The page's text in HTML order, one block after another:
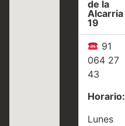
de la
Alcarria
19
91
064 27
43
Horario:
Lunes